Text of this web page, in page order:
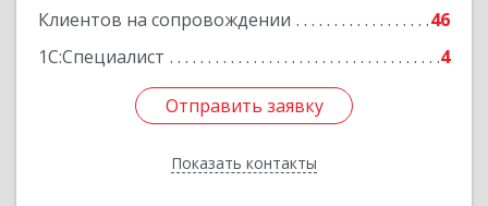
Клиентов на сопровождении
46
1С:Специалист
4
Отправить заявку
Показать контакты
Отправить заявку
Назад